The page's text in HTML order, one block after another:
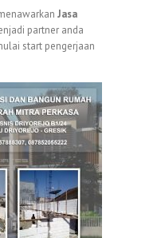
Jasa
partner anda
start pengerjaan